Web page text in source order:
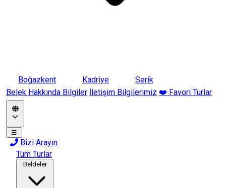
Boğazkent Kadriye
Serik
Belek Hakkında Bilgiler İletişim Bilgilerimiz ❤️ Favori Turlar
☰
Bizi Arayın
Tüm Turlar
Beldeler